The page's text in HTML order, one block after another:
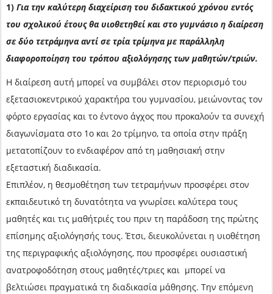
1) Για την καλύτερη διαχείριση του διδακτικού χρόνου εντός
του σχολικού έτους θα υιοθετηθεί και στο γυμνάσιο η διαίρεση
σε δύο τετράμηνα αντί σε τρία τρίμηνα με παράλληλη
διαφοροποίηση του τρόπου αξιολόγησης των μαθητών/τριών.
Η διαίρεση αυτή μπορεί να συμβάλει στον περιορισμό του
εξετασιοκεντρικού χαρακτήρα του γυμνασίου, μειώνοντας τον
φόρτο εργασίας και το έντονο άγχος που προκαλούν τα συνεχή
διαγωνίσματα στο 1ο και 2ο τρίμηνο, τα οποία στην πράξη
μετατοπίζουν το ενδιαφέρον από τη μαθησιακή στην
εξεταστική διαδικασία.
Επιπλέον, η θεσμοθέτηση των τετραμήνων προσφέρει στον
εκπαιδευτικό τη δυνατότητα να γνωρίσει καλύτερα τους
μαθητές και τις μαθήτριές του πριν τη παράδοση της πρώτης
επίσημης αξιολόγησής τους. Έτσι, διευκολύνεται η υιοθέτηση
της περιγραφικής αξιολόγησης, που προσφέρει ουσιαστική
ανατροφοδότηση στους μαθητές/τριες και μπορεί να
βελτιώσει πραγματικά τη διαδικασία μάθησης. Την επόμενη